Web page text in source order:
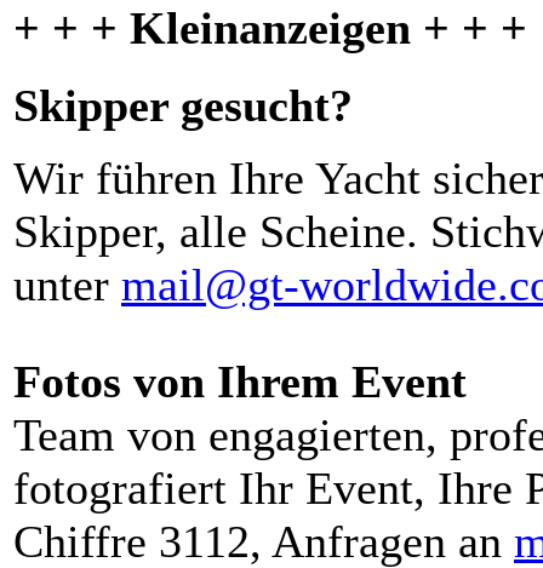
+ + + Kleinanzeigen + + +
Skipper gesucht?
Wir führen Ihre Yacht
Skipper, alle Scheine.
unter mail@gt-
Fotos von Ihrem Event
Team von engagierten,
fotografiert Ihr Event, Ihre
Chiffre 3112, Anfragen an